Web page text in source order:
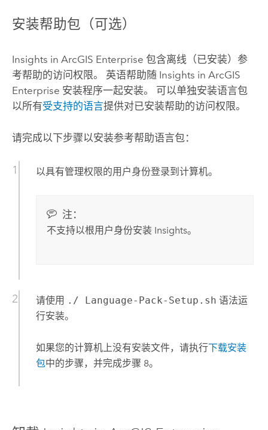
安装帮助包（可选）
Insights in ArcGIS Enterprise 包含离线（已安装）参
考帮助的访问权限。 英语帮助随 Insights in ArcGIS
Enterprise 安装程序一起安装。 可以单独安装语言包
以所有受支持的语言提供对已安装帮助的访问权限。
请完成以下步骤以安装参考帮助语言包：
以具有管理权限的用户身份登录到计算机。
注：
不支持以根用户身份安装 Insights。
请使用 ./ Language-Pack-Setup.sh 语法运
行安装。
如果您的计算机上没有安装文件，请执行下载安装
包中的步骤，并完成步骤 8。